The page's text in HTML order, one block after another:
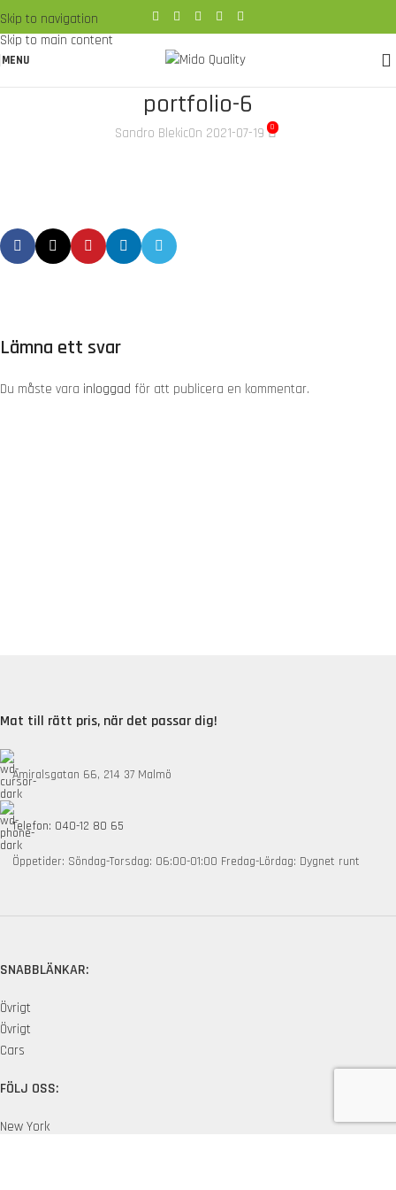
Skip to navigation
Skip to main content
MENU
portfolio-6
Sandro BlekicOn 2021-07-19 0
Lämna ett svar
Du måste vara inloggad för att publicera en kommentar.
Mat till rätt pris, när det passar dig!
Amiralsgatan 66, 214 37 Malmö
Telefon: 040-12 80 65
Öppetider: Söndag-Torsdag: 06:00-01:00 Fredag-Lördag: Dygnet runt
SNABBLÄNKAR:
Övrigt
Övrigt
Cars
FÖLJ OSS:
New York